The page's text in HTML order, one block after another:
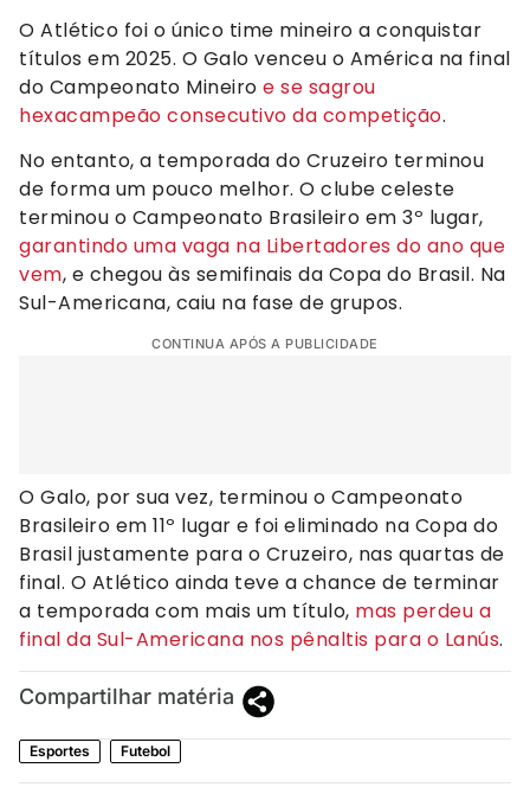
O Atlético foi o único time mineiro a conquistar
títulos em 2025. O Galo venceu o América na final
do Campeonato Mineiro e se sagrou
hexacampeão consecutivo da competição.
No entanto, a temporada do Cruzeiro terminou
de forma um pouco melhor. O clube celeste
terminou o Campeonato Brasileiro em 3º lugar,
garantindo uma vaga na Libertadores do ano que
vem, e chegou às semifinais da Copa do Brasil. Na
Sul-Americana, caiu na fase de grupos.
CONTINUA APÓS A PUBLICIDADE
O Galo, por sua vez, terminou o Campeonato
Brasileiro em 11º lugar e foi eliminado na Copa do
Brasil justamente para o Cruzeiro, nas quartas de
final. O Atlético ainda teve a chance de terminar
a temporada com mais um título, mas perdeu a
final da Sul-Americana nos pênaltis para o Lanús.
Compartilhar matéria
Esportes Futebol